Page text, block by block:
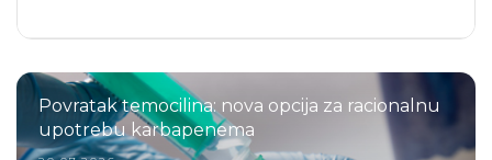
Povratak temocilina: nova opcija za racionalnu
upotrebu karbapenema